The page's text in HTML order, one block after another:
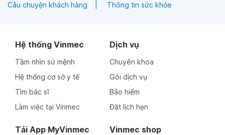
Câu chuyện khách hàng Thông tin sức khỏe
Hệ thống Vinmec
Tầm nhìn sứ mệnh
Hệ thống cơ sở y tế
Tìm bác sĩ
Làm việc tại Vinmec
Dịch vụ
Chuyên khoa
Gói dịch vụ
Bảo hiểm
Đặt lịch hẹn
Tải App MyVinmec Vinmec shop